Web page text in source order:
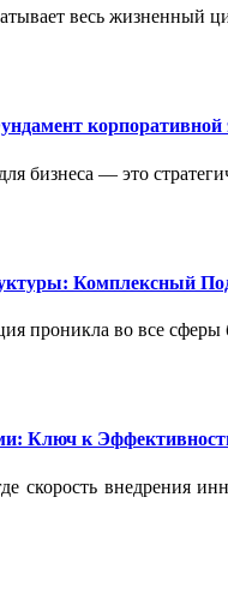
весь жизненный
корпоративной
бизнеса — это
Комплексный
проникла во все сферы
Ключ к
скорость